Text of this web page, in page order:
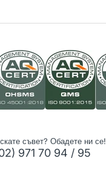
съвет? Обадете ни се!
971 70 94 / 95